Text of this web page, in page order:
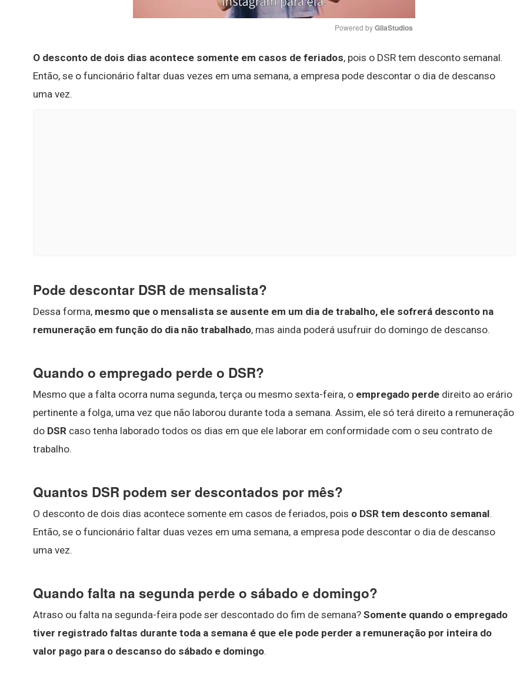
Mute
Powered by GliaStudios
O desconto de dois dias acontece somente em casos de feriados, pois o DSR tem desconto semanal.
Então, se o funcionário faltar duas vezes em uma semana, a empresa pode descontar o dia de descanso
uma vez.
Pode descontar DSR de mensalista?
Dessa forma, mesmo que o mensalista se ausente em um dia de trabalho, ele sofrerá desconto na
remuneração em função do dia não trabalhado, mas ainda poderá usufruir do domingo de descanso.
Quando o empregado perde o DSR?
Mesmo que a falta ocorra numa segunda, terça ou mesmo sexta-feira, o empregado perde direito ao erário
pertinente a folga, uma vez que não laborou durante toda a semana. Assim, ele só terá direito a remuneração
do DSR caso tenha laborado todos os dias em que ele laborar em conformidade com o seu contrato de
trabalho.
Quantos DSR podem ser descontados por mês?
O desconto de dois dias acontece somente em casos de feriados, pois o DSR tem desconto semanal.
Então, se o funcionário faltar duas vezes em uma semana, a empresa pode descontar o dia de descanso
uma vez.
Quando falta na segunda perde o sábado e domingo?
Atraso ou falta na segunda-feira pode ser descontado do fim de semana? Somente quando o empregado
tiver registrado faltas durante toda a semana é que ele pode perder a remuneração por inteira do
valor pago para o descanso do sábado e domingo.